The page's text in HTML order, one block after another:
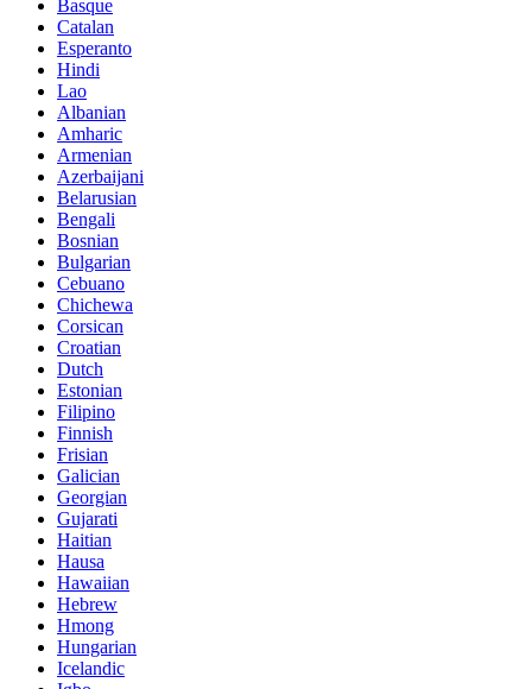
Basque
Catalan
Esperanto
Hindi
Lao
Albanian
Amharic
Armenian
Azerbaijani
Belarusian
Bengali
Bosnian
Bulgarian
Cebuano
Chichewa
Corsican
Croatian
Dutch
Estonian
Filipino
Finnish
Frisian
Galician
Georgian
Gujarati
Haitian
Hausa
Hawaiian
Hebrew
Hmong
Hungarian
Icelandic